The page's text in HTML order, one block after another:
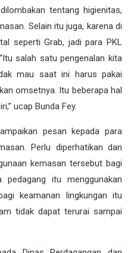
tentang higienitas,
Selain itu juga, karena di
seperti Grab, jadi para PKL
salah satu pengenalan kita
mau saat ini harus pakai
omsetnya. Itu beberapa hal
ucap Bunda Fey.
pesan kepada para
Perlu diperhatikan dan
kemasan tersebut bagi
pedagang itu menggunakan
keamanan lingkungan itu
tidak dapat terurai sampai